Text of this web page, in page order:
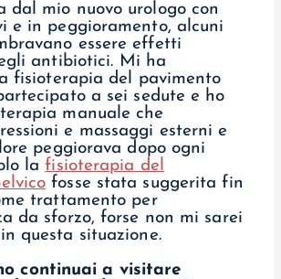
dal mio nuovo urologo con
e in peggioramento, alcuni
essere effetti
antibiotici. Mi ha
fisioterapia del pavimento
a sei sedute e ho
manuale che
e massaggi esterni e
peggiorava dopo ogni
lafisioterapia del
fosse stata suggerita fin
trattamento per
da sforzo, forse non mi sarei
questa situazione.
continuai a visitare